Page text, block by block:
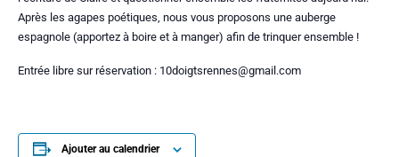
Après les agapes poétiques, nous vous proposons une auberge
espagnole (apportez à boire et à manger) afin de trinquer ensemble !
Entrée libre sur réservation : 10doigtsrennes@gmail.com
Ajouter au calendrier